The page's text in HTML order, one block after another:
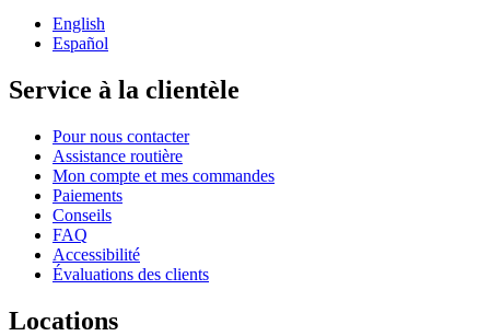
English
Español
Service à la clientèle
Pour nous contacter
Assistance routière
Mon compte et mes commandes
Paiements
Conseils
FAQ
Accessibilité
Évaluations des clients
Locations